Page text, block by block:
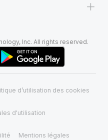
+
Inc. All rights reserved.
d’utilisation des cookies
d'utilisation
Mentions légales